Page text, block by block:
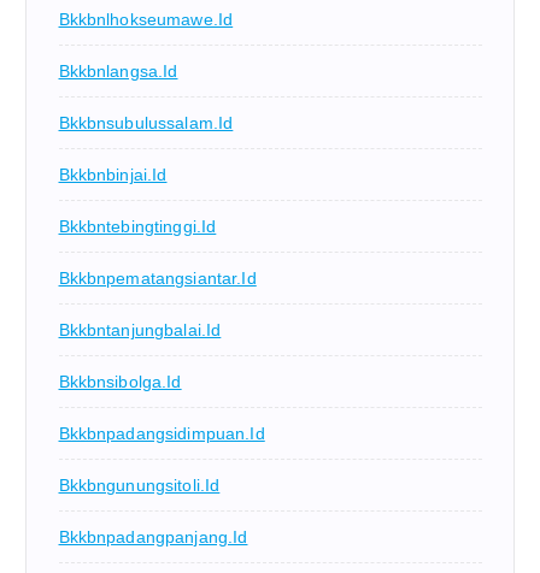
Bkkbnlhokseumawe.id
Bkkbnlangsa.id
Bkkbnsubulussalam.id
Bkkbnbinjai.id
Bkkbntebingtinggi.id
Bkkbnpematangsiantar.id
Bkkbntanjungbalai.id
Bkkbnsibolga.id
Bkkbnpadangsidimpuan.id
Bkkbngunungsitoli.id
Bkkbnpadangpanjang.id